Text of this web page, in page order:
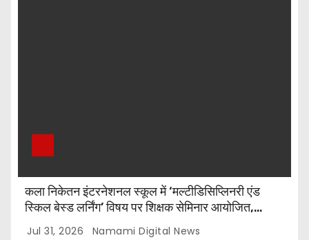
कला निकेतन इंटरनेशनल स्कूल में ‘मल्टीडिसिप्लिनरी एंड
स्किल बेस्ड लर्निंग’ विषय पर शिक्षक सेमिनार आयोजित,
टॉप-5 विजेताओं को किया गया सम्मानित
Jul 31, 2026 Namami Digital News